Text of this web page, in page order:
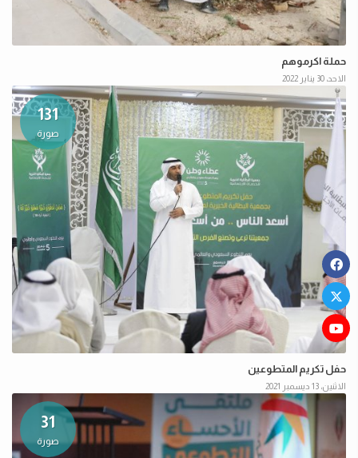
حملة اكرموهم
الاحد، 30 يناير 2022
131
صورة
حفل تكريم المتطوعين
الاثنين، 13 ديسمبر 2021
31
صورة